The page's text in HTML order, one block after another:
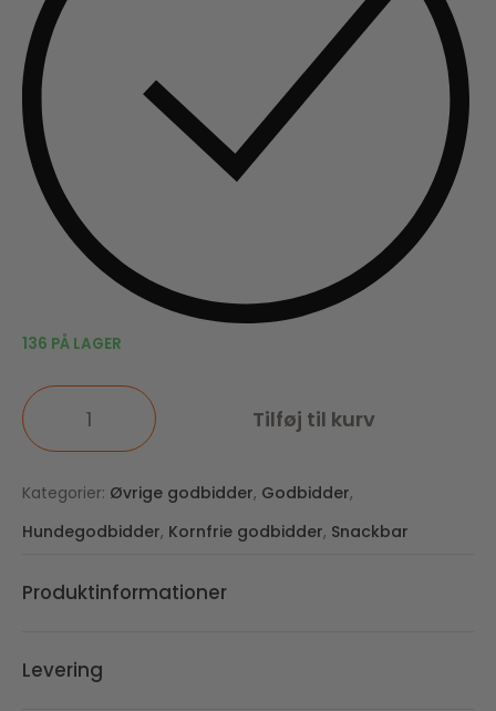
136 PÅ LAGER
Tilføj til kurv
Kategorier: Øvrige godbidder, Godbidder,
Hundegodbidder, Kornfrie godbidder, Snackbar
Produktinformationer
Levering